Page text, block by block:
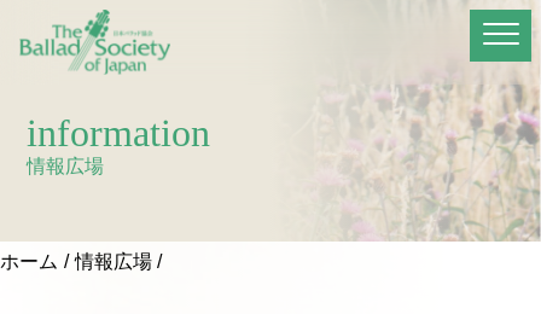
information
情報広場
ホーム 情報広場